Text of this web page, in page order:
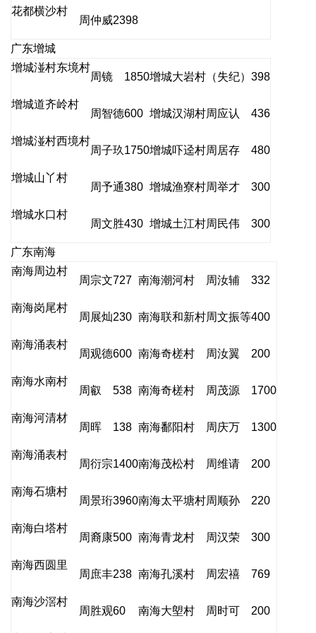
花都横沙村
周仲威2398
广东增城
增城湴村东境村
周镜 1850增城大岩村 （失纪） 398
增城道齐岭村
周智德600 增城汉湖村周应认 436
增城湴村西境村
周子玖 1750增城吓迳村周居存 480
增城山丫村
周予通380 增城渔寮村周举才 300
增城水口村
周文胜430 增城土江村周民伟 300
广东南海
南海周边村
周宗文727 南海潮河村 周汝辅 332
南海岗尾村
周展灿230 南海联和新村周文振等400
南海涌表村
周观德600 南海奇槎村 周汝翼 200
南海水南村
周叡 538 南海奇槎村 周茂源 1700
南海河清材
周晖 138 南海鄱阳村 周庆万 1300
南海涌表村
周衍宗1400南海茂松村 周维请 200
南海石塘村
周景珩3960南海太平塘村周顺孙 220
南海白塔村
周裔康500 南海青龙村 周汉荣 300
南海西圆里
周庶丰238 南海孔溪村 周宏禧 769
南海沙滘村
周胜观60 南海大塱村 周时可 200